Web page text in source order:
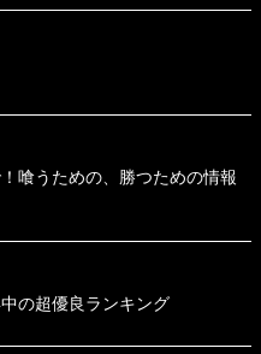
喰うための、勝つための情報
の超優良ランキング